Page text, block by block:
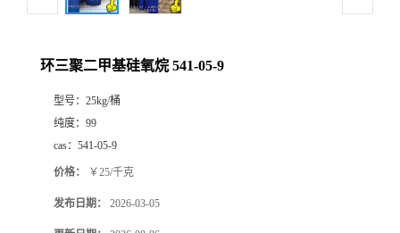
环三聚二甲基硅氧烷 541-05-9
型号： 25kg/桶
纯度： 99
cas： 541-05-9
价格： ￥25/千克
发布日期： 2026-03-05